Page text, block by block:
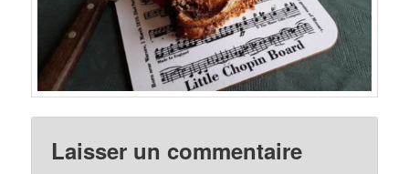
Laisser un commentaire